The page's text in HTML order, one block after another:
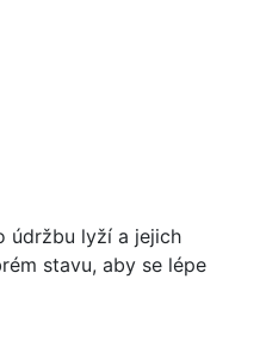
údržbu lyží a jejich
stavu, aby se lépe